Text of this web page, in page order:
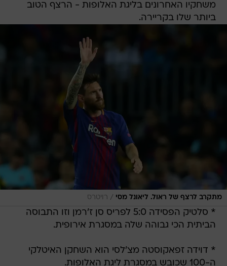
משחקיו האחרונים בליגת האלופות - הרצף הטוב
ביותר שלו בקריירה.
מתקרב לרצף של ראול. ליאונל מסי / רויטרס
* סלטיק הפסידה 5:0 לפריס סן ז'רמן וזו התבוסה
הביתית הכי גבוהה שלה במסגרת אירופית.
* דוידה זפאקוסטה מצ'לסי הוא השחקן האיטלקי
ה-100 שכובש במסגרת ליגת האלופות.